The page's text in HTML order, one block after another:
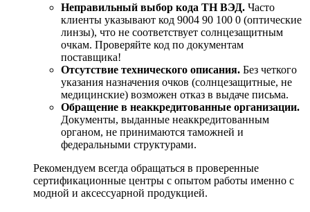
Неправильный выбор кода ТН ВЭД. Часто
клиенты указывают код 9004 90 100 0 (оптические
линзы), что не соответствует солнцезащитным
очкам. Проверяйте код по документам
поставщика!
Отсутствие технического описания. Без четкого
указания назначения очков (солнцезащитные, не
медицинские) возможен отказ в выдаче письма.
Обращение в неаккредитованные организации.
Документы, выданные неаккредитованным
органом, не принимаются таможней и
федеральными структурами.
Рекомендуем всегда обращаться в проверенные
сертификационные центры с опытом работы именно с
модной и аксессуарной продукцией.